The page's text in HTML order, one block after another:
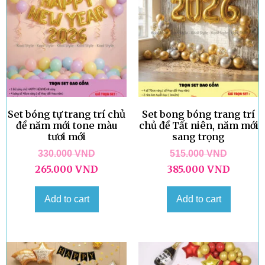
Set bóng tự trang trí chủ
đề năm mới tone màu
tươi mới
330.000VND
265.000 VND
Add to cart
Set bong bóng trang trí
chủ đề Tất niên, năm mới
sang trọng
515.000VND
385.000 VND
Add to cart